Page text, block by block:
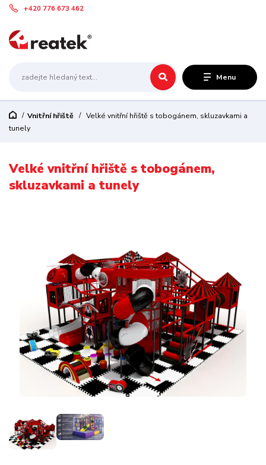
Menu
+420 776 673 462
Vnitřní hřiště
Velké vnitřní hřiště s tobogánem, skluzavkami a
tunely
Velké vnitřní hřiště s tobogánem,
skluzavkami a tunely